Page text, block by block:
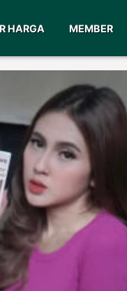
HARGA MEMBER